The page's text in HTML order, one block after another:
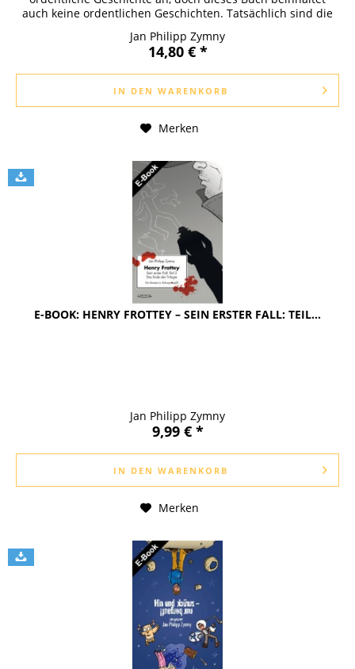
auch keine ordentlichen Geschichten. Tatsächlich sind die
Jan Philipp Zymny
14,80 € *
IN DEN WARENKORB
Merken
E-BOOK: HENRY FROTTEY – SEIN ERSTER FALL: TEIL...
Jan Philipp Zymny
9,99 € *
IN DEN WARENKORB
Merken